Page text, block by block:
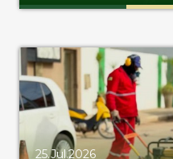
25.Jul.2026